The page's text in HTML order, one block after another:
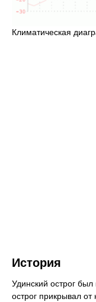
Климатическая
История
Удинский острог
острог прикрывал